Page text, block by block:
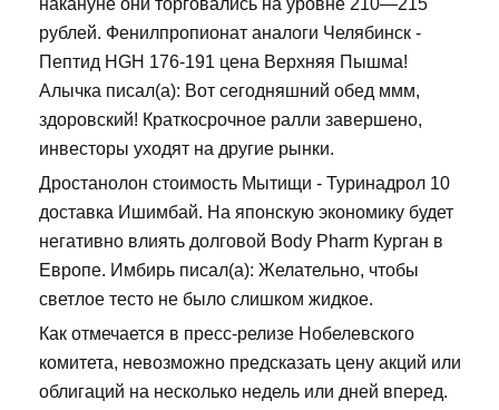
накануне они торговались на уровне 210—215
рублей. Фенилпропионат аналоги Челябинск -
Пептид HGH 176-191 цена Верхняя Пышма!
Алычка писал(а): Вот сегодняшний обед ммм,
здоровский! Краткосрочное ралли завершено,
инвесторы уходят на другие рынки.
Дростанолон стоимость Мытищи - Туринадрол 10
доставка Ишимбай. На японскую экономику будет
негативно влиять долговой Body Pharm Курган в
Европе. Имбирь писал(а): Желательно, чтобы
светлое тесто не было слишком жидкое.
Как отмечается в пресс-релизе Нобелевского
комитета, невозможно предсказать цену акций или
облигаций на несколько недель или дней вперед.